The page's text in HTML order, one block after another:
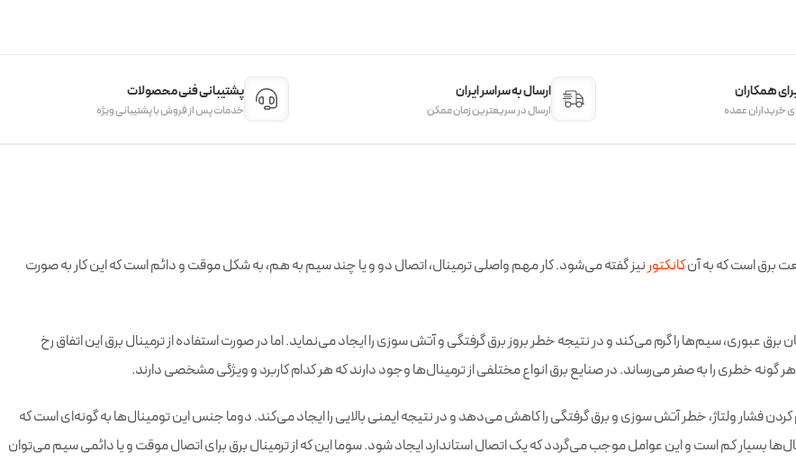
همکاران
خریداران عمده
ارسال به سراسر ایران
ارسال در سریعترین زمان ممکن
پشتیبانی فنی محصولات
خدمات پس از فروش با پشتیبانی ویژه
برق است که به آنکانکتورنیز گفته می‌شود. کار مهم واصلی ترمینال، اتصال دو و یا چند سیم به هم، به شکل موقت و دائم است که این کار به صورت
سیم‌ها را گرم می‌کند و در نتیجه خطر بروز برق گرفتگی و آتش سوزی را ایجاد می‌نماید. اما در صورت استفاده از ترمینال برق این اتفاق رخ
خطری را به صفر می‌رساند. در صنایع برق انواع مختلفی از ترمینال‌ها وجود دارند که هر کدام کاربرد و ویژگی مشخصی دارند.
این است که اولا با کم کردن فشار ولتاژ، خطر آتش سوزی و برق گرفتگی را کاهش می‌دهد و در نتیجه ایمنی بالایی را ایجاد می‌کند. دوما جنس این تومینال‌ها به گونه‌ای است که
بسیار کم است و این عوامل موجب می‌گردد که یک اتصال استاندارد ایجاد شود. سوما این که از ترمینال برق برای اتصال موقت و یا دائمی سیم می‌توان